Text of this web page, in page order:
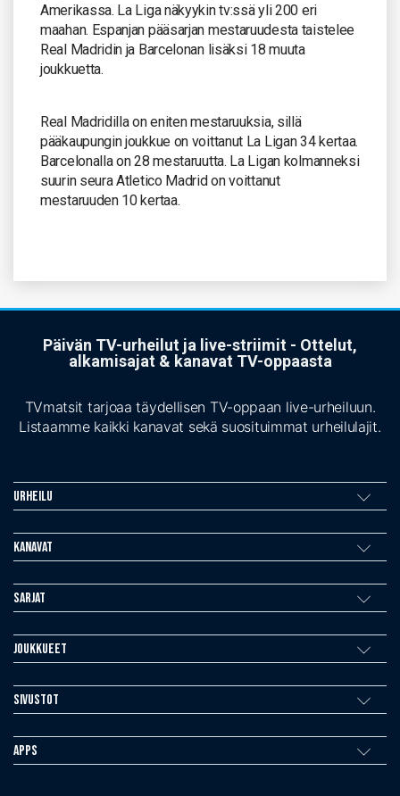
Amerikassa. La Liga näkyykin tv:ssä yli 200 eri
maahan. Espanjan pääsarjan mestaruudesta taistelee
Real Madridin ja Barcelonan lisäksi 18 muuta
joukkuetta.
Real Madridilla on eniten mestaruuksia, sillä
pääkaupungin joukkue on voittanut La Ligan 34 kertaa.
Barcelonalla on 28 mestaruutta. La Ligan kolmanneksi
suurin seura Atletico Madrid on voittanut
mestaruuden 10 kertaa.
Päivän TV-urheilut ja live-striimit - Ottelut,
alkamisajat & kanavat TV-oppaasta
TVmatsit tarjoaa täydellisen TV-oppaan live-urheiluun.
Listaamme kaikki kanavat sekä suosituimmat urheilulajit.
Urheilu
Kanavat
Sarjat
Joukkueet
Sivustot
Apps